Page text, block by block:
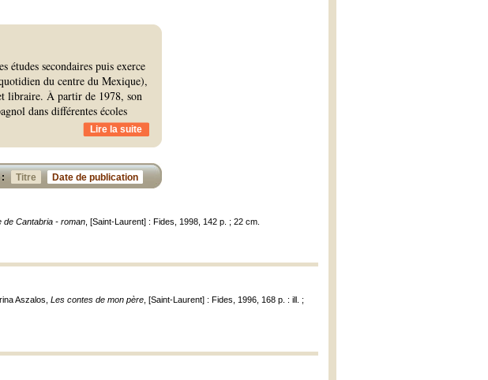
secondaires puis exerce
du centre du Mexique),
libraire. À partir de 1978, son
dans différentes écoles
Lire la suite
Titre Date de publication
de Cantabria - roman , [Saint-Laurent] : Fides, 1998, 142 p. ; 22 cm.
Aszalos, Les contes de mon père , [Saint-Laurent] : Fides, 1996, 168 p. : ill. ;